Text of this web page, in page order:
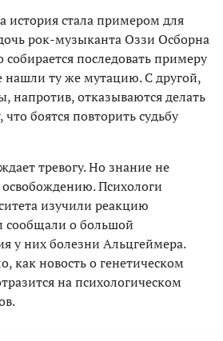
история стала примером для
рок-музыканта Оззи Осборна
последовать примеру
нашли ту же мутацию. С другой,
отказываются делать
боятся повторить судьбу
тревогу. Но знание не
освобождению. Психологи
изучили реакцию
сообщали о большой
у них болезни Альцгеймера.
как новость о генетическом
на психологическом